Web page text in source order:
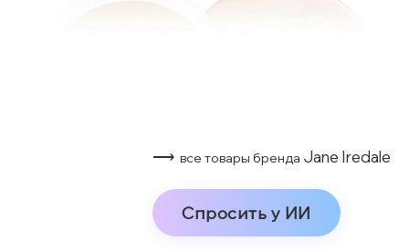
⟶ все товары бренда Jane Iredale
Спросить у ИИ